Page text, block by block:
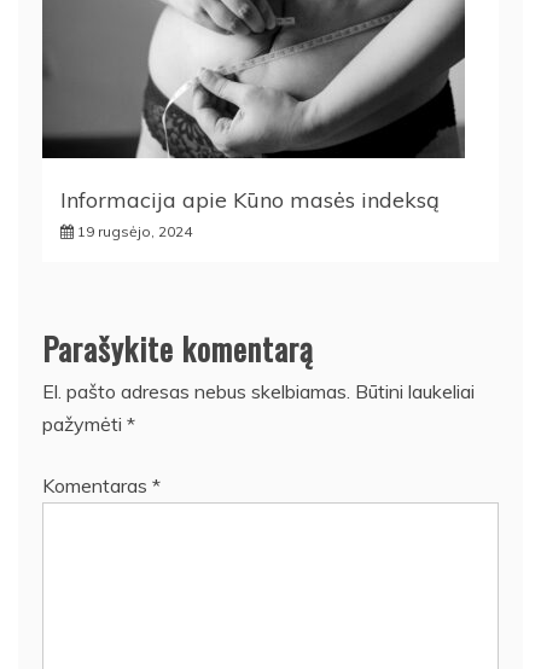
Informacija apie Kūno masės indeksą
19 rugsėjo, 2024
Parašykite komentarą
El. pašto adresas nebus skelbiamas. Būtini laukeliai
pažymėti *
Komentaras *